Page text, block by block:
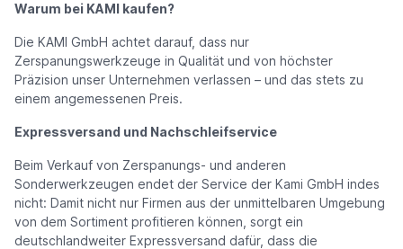
Warum bei KAMI kaufen?
Die KAMI GmbH achtet darauf, dass nur
Zerspanungswerkzeuge in Qualität und von höchster
Präzision unser Unternehmen verlassen – und das stets zu
einem angemessenen Preis.
Expressversand und Nachschleifservice
Beim Verkauf von Zerspanungs- und anderen
Sonderwerkzeugen endet der Service der Kami GmbH indes
nicht: Damit nicht nur Firmen aus der unmittelbaren Umgebung
von dem Sortiment profitieren können, sorgt ein
deutschlandweiter Expressversand dafür, dass die